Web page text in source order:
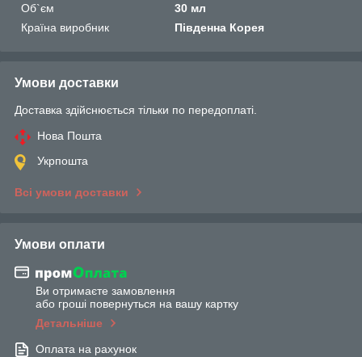
Об`єм
30 мл
Країна виробник
Південна Корея
Умови доставки
Доставка здійснюється тільки по передоплаті.
Нова Пошта
Укрпошта
Всі умови доставки
Умови оплати
Ви отримаєте замовлення
або гроші повернуться на вашу картку
Детальніше
Оплата на рахунок